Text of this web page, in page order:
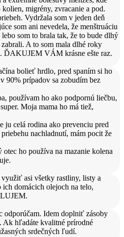
migrény, zvracanie a pod.
Vydržala som v jeden deň
som ani nevedela, že menštruáciu
som to brala tak, že to bude dlhý
A to som mala dlhé roky
ĎAKUJEM VÁM krásne ešte raz.
bolieť hrdlo, pred spaním si ho
90% prípadov sa zobudím bez
používam ho ako podpornú liečbu,
Moja mama ho má tiež,
ju celá rodina ako prevenciu pred
nachladnutí, mám pocit že
otec ho používa na mazanie kolena
asi všetky rastliny, listy a
domácich olejoch na telo,
Idem doplniť zásoby
Ak hľadáte kvalitné prírodné
srdečných ľudí.